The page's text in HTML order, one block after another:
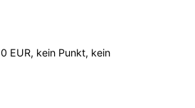
EUR, kein Punkt, kein